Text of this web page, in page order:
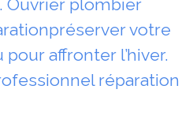
Ouvrier plombier
votre
affronter l’hiver.
réparation